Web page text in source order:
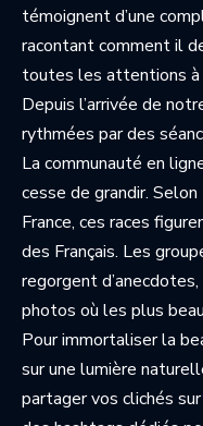
témoignent d’une
racontant comment il
toutes les attentions à
Depuis l’arrivée de
rythmées par des
La communauté en
cesse de grandir. Selon
France, ces races
des Français. Les
regorgent
photos où les plus
Pour immortaliser la
sur une lumière
partager vos clichés